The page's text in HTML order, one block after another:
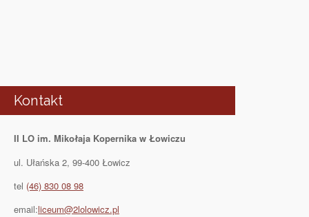
Kontakt
II LO im. Mikołaja Kopernika w Łowiczu
ul. Ułańska 2, 99-400 Łowicz
tel (46) 830 08 98
email:liceum@2lolowicz.pl